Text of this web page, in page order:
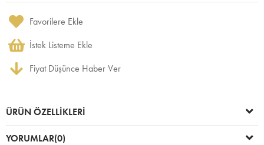
Favorilere Ekle
İstek Listeme Ekle
Fiyat Düşünce Haber Ver
ÜRÜN ÖZELLIKLERI
YORUMLAR(0)